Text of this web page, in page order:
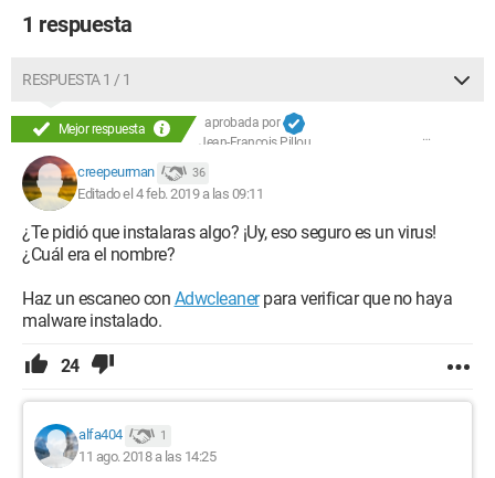
1 respuesta
RESPUESTA 1 / 1
Mejor respuesta
aprobada por
Jean-François Pillou
creepeurman 36
Editado el 4 feb. 2019 a las 09:11
¿Te pidió que instalaras algo? ¡Uy, eso seguro es un virus!
¿Cuál era el nombre?
Haz un escaneo con Adwcleanerpara verificar que no haya
malware instalado.
24
alfa404 1
11 ago. 2018 a las 14:25